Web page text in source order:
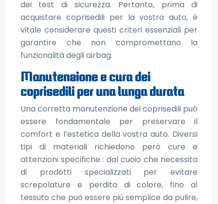
dei test di sicurezza. Pertanto, prima di
acquistare coprisedili per la vostra auto, è
vitale considerare questi criteri essenziali per
garantire che non compromettano la
funzionalità degli airbag.
Manutenzione e cura dei
coprisedili per una lunga durata
Una corretta manutenzione dei coprisedili può
essere fondamentale per preservare il
comfort e l’estetica della vostra auto. Diversi
tipi di materiali richiedono però cure e
attenzioni specifiche : dal cuoio che necessita
di prodotti specializzati per evitare
screpolature e perdita di colore, fino al
tessuto che può essere più semplice da pulire,